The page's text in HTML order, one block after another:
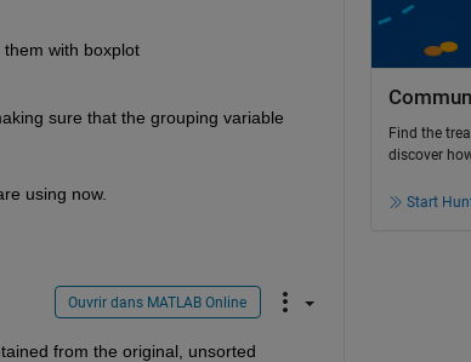
with boxplot
sure that the grouping variable
using now.
Ouvrir dans MATLAB Online
from the original, unsorted
Find the
discover
Start